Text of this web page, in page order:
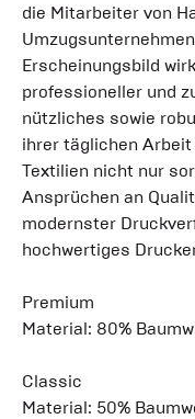
die Mitarbeiter von
Erscheinungsbild
professioneller und
nützliches sowie
ihrer täglichen
Textilien nicht nur
Ansprüchen an
modernster
hochwertiges
Premium
Material: 80%
Classic
Material: 50%